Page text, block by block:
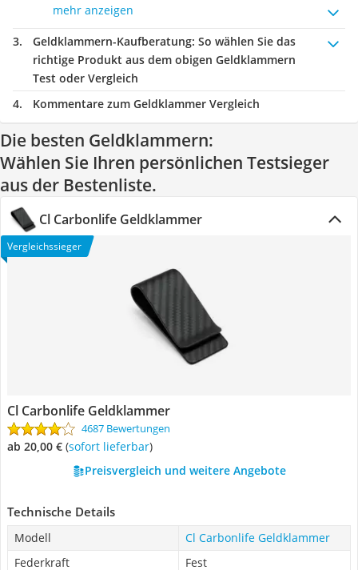
mehr anzeigen
Geldklammern-Kaufberatung: So wählen Sie das
richtige Produkt aus dem obigen Geldklammern
Test oder Vergleich
Kommentare zum Geldklammer Vergleich
Die besten Geldklammern:
Wählen Sie Ihren persönlichen Testsieger
aus der Bestenliste.
Cl Carbonlife Geldklammer
Vergleichssieger
Cl Carbonlife Geldklammer
4687 Bewertungen
ab 20,00 € ( Sofort lieferbar)
Preisvergleich und weitere Angebote
Technische Details
Modell
Cl Carbonlife Geldklammer
Federkraft
Fest